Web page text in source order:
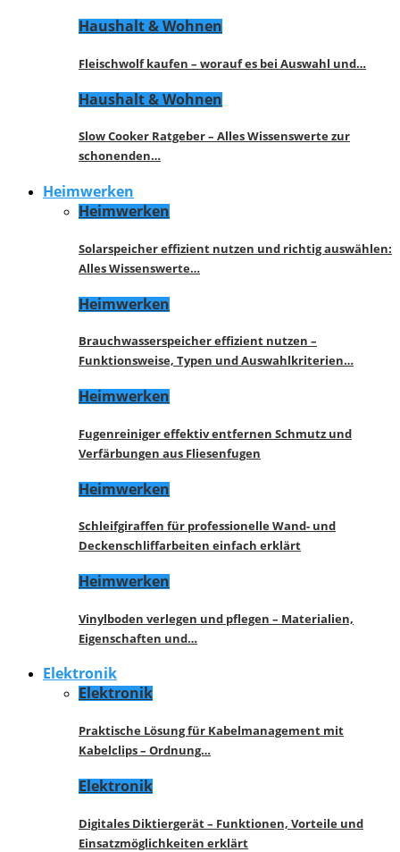
Haushalt & Wohnen
Fleischwolf kaufen – worauf es bei Auswahl und…
Haushalt & Wohnen
Slow Cooker Ratgeber – Alles Wissenswerte zur
schonenden…
Heimwerken
Heimwerken
Solarspeicher effizient nutzen und richtig auswählen:
Alles Wissenswerte…
Heimwerken
Brauchwasserspeicher effizient nutzen –
Funktionsweise, Typen und Auswahlkriterien…
Heimwerken
Fugenreiniger effektiv entfernen Schmutz und
Verfärbungen aus Fliesenfugen
Heimwerken
Schleifgiraffen für professionelle Wand- und
Deckenschliffarbeiten einfach erklärt
Heimwerken
Vinylboden verlegen und pflegen – Materialien,
Eigenschaften und…
Elektronik
Elektronik
Praktische Lösung für Kabelmanagement mit
Kabelclips – Ordnung…
Elektronik
Digitales Diktiergerät – Funktionen, Vorteile und
Einsatzmöglichkeiten erklärt